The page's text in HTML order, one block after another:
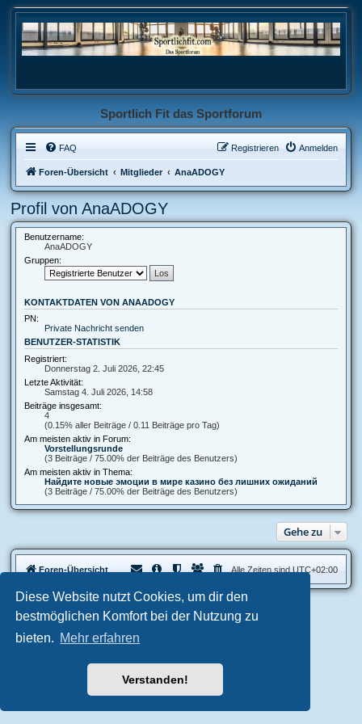
Diese Website nutzt Cookies, um dir den
bestmöglichen Komfort bei der Nutzung zu
bieten. Mehr erfahren
Verstanden!
Sportlich Fit das Sportforum
FAQ Anmelden
Registrieren
Foren-Übersicht Mitglieder AnaADOGY
Profil von AnaADOGY
Benutzername:
AnaADOGY
Gruppen:
KONTAKTDATEN VON ANAADOGY
PN:
Private Nachricht senden
BENUTZER-STATISTIK
Registriert:
Donnerstag 2. Juli 2026, 22:45
Letzte Aktivität:
Samstag 4. Juli 2026, 14:58
Beiträge insgesamt:
4
(0.15% aller Beiträge / 0.11 Beiträge pro Tag)
Am meisten aktiv in Forum:
Vorstellungsrunde
(3 Beiträge / 75.00% der Beiträge des Benutzers)
Am meisten aktiv in Thema:
Найдите новые эмоции в мире казино без лишних ожиданий
(3 Beiträge / 75.00% der Beiträge des Benutzers)
Gehe zu
Foren-Übersicht Alle Zeiten sind UTC+02:00
Aero style developed for phpBB
Deutsche Übersetzung durch